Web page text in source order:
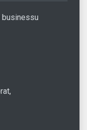
businessu